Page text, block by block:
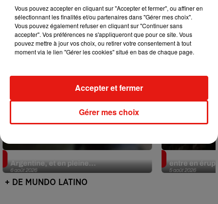
6 août 2026
Argentine, et en pleine...
5 août 2026
entre en
+ DE MUNDO LATINO
Vous pouvez accepter en cliquant sur "Accepter et fermer", ou affiner en
sélectionnant les finalités et/ou partenaires dans "Gérer mes choix".
Vous pouvez également refuser en cliquant sur "Continuer sans
accepter". Vos préférences ne s'appliqueront que pour ce site. Vous
pouvez mettre à jour vos choix, ou retirer votre consentement à tout
moment via le lien "Gérer les cookies" situé en bas de chaque page.
Gérer mes choix
Accepter et fermer